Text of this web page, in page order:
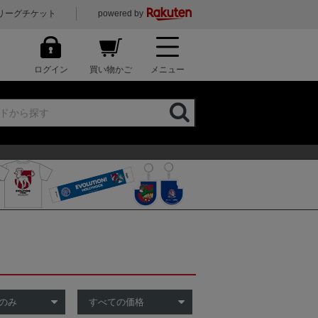
ーグチケット powered by
ログイン 買い物かご メニュー